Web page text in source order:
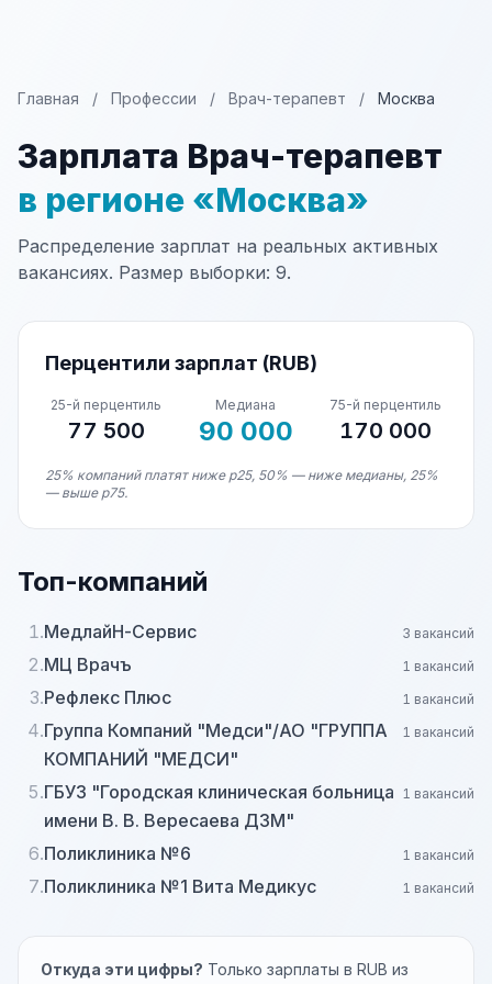
Главная / Профессии / Врач-терапевт / Москва
Зарплата Врач-терапевт
в регионе «Москва»
Распределение зарплат на реальных активных
вакансиях. Размер выборки: 9.
Перцентили зарплат (RUB)
25-й перцентиль
77 500
Медиана
90 000
75-й перцентиль
170 000
25% компаний платят ниже p25, 50% — ниже медианы, 25%
— выше p75.
Топ-компаний
1.МедлайН-Сервис 3 вакансий
2.МЦ Врачъ 1 вакансий
3.Рефлекс Плюс 1 вакансий
4.Группа Компаний "Медси"/АО "ГРУППА
КОМПАНИЙ "МЕДСИ"
1 вакансий
5.ГБУЗ "Городская клиническая больница
имени В. В. Вересаева ДЗМ"
1 вакансий
6.Поликлиника №6 1 вакансий
7.Поликлиника №1 Вита Медикус 1 вакансий
Откуда эти цифры? Только зарплаты в RUB из